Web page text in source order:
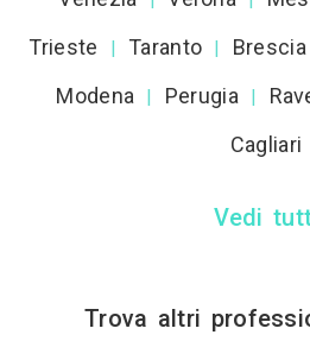
Trieste | Taranto | Brescia
Modena | Perugia |
Cagliari
Vedi
Trova altri